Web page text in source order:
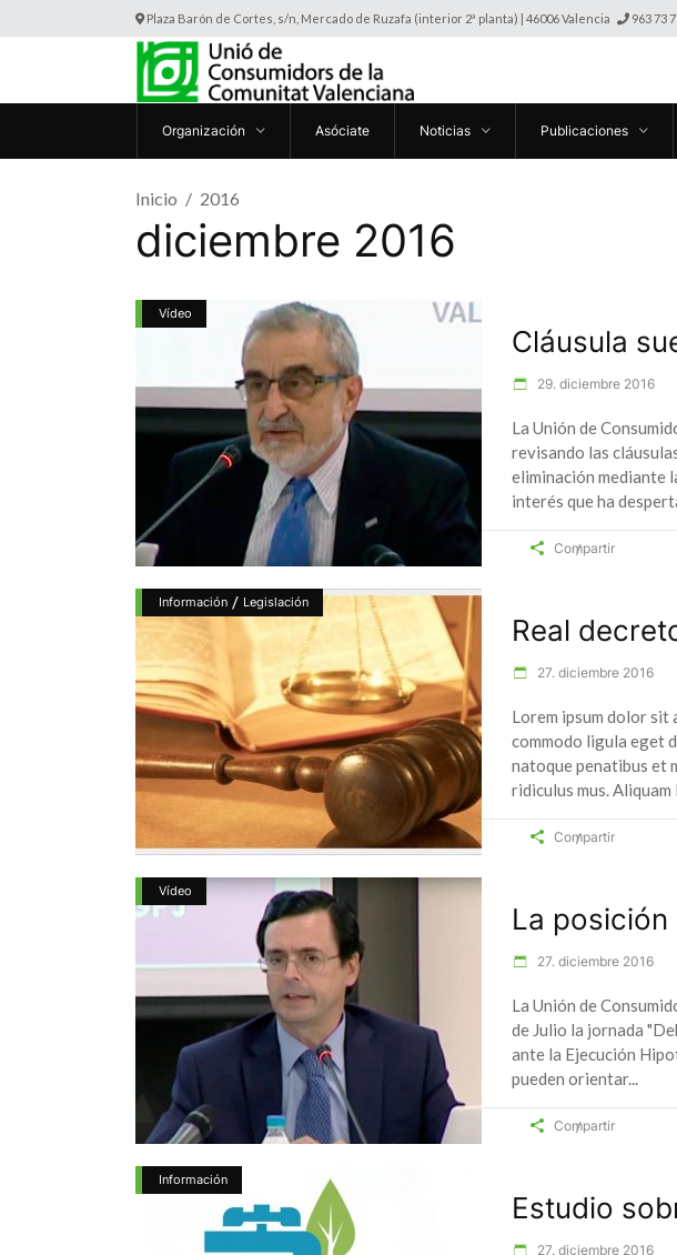
Plaza Barón de Cortes, s/n, Mercado de Ruzafa (interior 2ª planta) | 46006 Valencia 963 73
Organización Asóciate Noticias Publicaciones
Inicio 2016
diciembre 2016
Vídeo
Cláusula
29. diciembre 2016
La Unión de
revisando las
eliminación mediante
interés que ha
Compartir
Información / Legislación
Real
27. diciembre 2016
Lorem ipsum dolor sit
commodo ligula eget
natoque penatibus et
ridiculus mus.
Compartir
Vídeo
La
27. diciembre 2016
La Unión de
de Julio la jornada
ante la Ejecución
pueden orientar
Compartir
Información
Estudio
27. diciembre 2016